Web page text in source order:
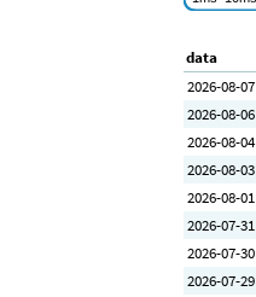
data
2026-08-07
2026-08-06
2026-08-04
2026-08-03
2026-08-01
2026-07-31
2026-07-30
2026-07-29